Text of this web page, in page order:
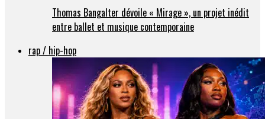
Thomas Bangalter dévoile « Mirage », un projet inédit
entre ballet et musique contemporaine
rap / hip-hop